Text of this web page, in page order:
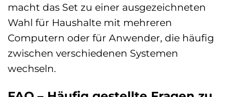
macht das Set zu einer ausgezeichneten
Wahl für Haushalte mit mehreren
Computern oder für Anwender, die häufig
zwischen verschiedenen Systemen
wechseln.